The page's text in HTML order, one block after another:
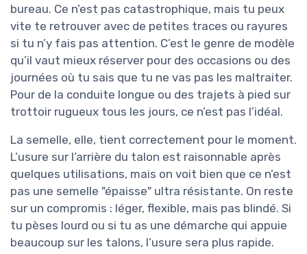
bureau. Ce n’est pas catastrophique, mais tu peux
vite te retrouver avec de petites traces ou rayures
si tu n’y fais pas attention. C’est le genre de modèle
qu’il vaut mieux réserver pour des occasions ou des
journées où tu sais que tu ne vas pas les maltraiter.
Pour de la conduite longue ou des trajets à pied sur
trottoir rugueux tous les jours, ce n’est pas l’idéal.
La semelle, elle, tient correctement pour le moment.
L’usure sur l’arrière du talon est raisonnable après
quelques utilisations, mais on voit bien que ce n’est
pas une semelle "épaisse" ultra résistante. On reste
sur un compromis : léger, flexible, mais pas blindé. Si
tu pèses lourd ou si tu as une démarche qui appuie
beaucoup sur les talons, l’usure sera plus rapide.